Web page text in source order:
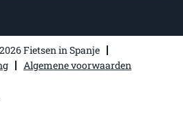
Fietsen in Spanje
Algemene voorwaarden